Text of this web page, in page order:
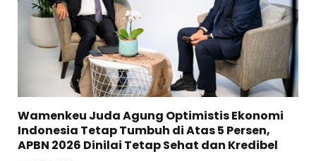
Wamenkeu Juda Agung Optimistis Ekonomi
Indonesia Tetap Tumbuh di Atas 5 Persen,
APBN 2026 Dinilai Tetap Sehat dan Kredibel